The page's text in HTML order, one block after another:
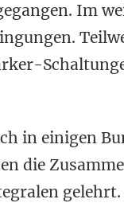
Im
in einigen
die